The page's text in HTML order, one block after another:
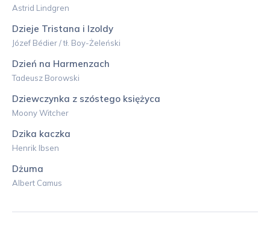
Astrid Lindgren
Dzieje Tristana i Izoldy
Józef Bédier / tł. Boy-Żeleński
Dzień na Harmenzach
Tadeusz Borowski
Dziewczynka z szóstego księżyca
Moony Witcher
Dzika kaczka
Henrik Ibsen
Dżuma
Albert Camus